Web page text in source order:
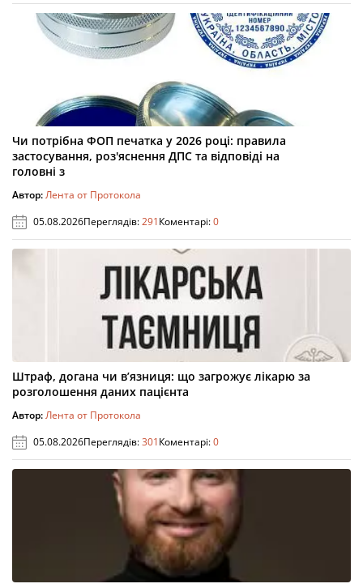
Чи потрібна ФОП печатка у 2026 році: правила
застосування, роз'яснення ДПС та відповіді на
головні з
Автор:Лента от Протокола
05.08.2026Переглядів:291Коментарі:0
Штраф, догана чи в’язниця: що загрожує лікарю за
розголошення даних пацієнта
Автор:Лента от Протокола
05.08.2026Переглядів:301Коментарі:0